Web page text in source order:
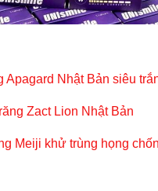
Apagard Nhật Bản siêu
Zact Lion Nhật Bản
Meiji khử trùng họng